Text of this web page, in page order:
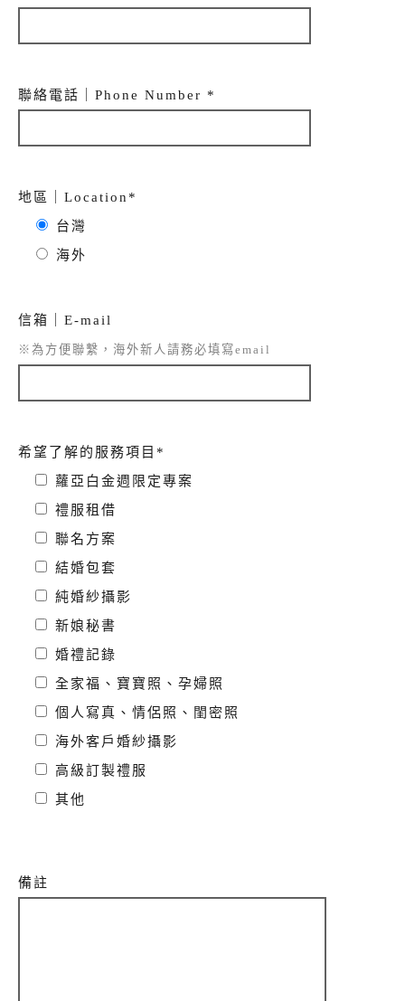
聯絡電話｜Phone Number *
地區｜Location*
台灣
海外
信箱｜E-mail
※為方便聯繫，海外新人請務必填寫email
希望了解的服務項目*
蘿亞白金週限定專案
禮服租借
聯名方案
結婚包套
純婚紗攝影
新娘秘書
婚禮記錄
全家福、寶寶照、孕婦照
個人寫真、情侶照、閨密照
海外客戶婚紗攝影
高級訂製禮服
其他
備註